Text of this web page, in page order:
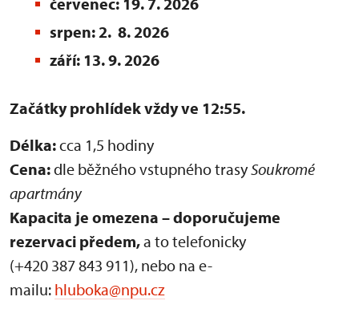
srpen: 2. 8. 2026
září: 13. 9. 2026
Začátky prohlídek vždy ve 12:55.
Délka:cca 1,5 hodiny
Cena:dle běžného vstupného trasySoukromé
apartmány
Kapacita je omezena – doporučujeme
rezervaci předem,a to telefonicky
(+420 387 843 911), nebo na e-
mailu: hluboka@npu.cz